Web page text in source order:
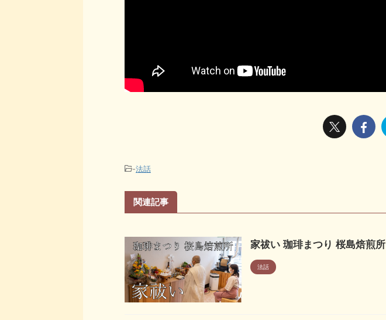
-法話
関連記事
家祓い 珈琲まつり 桜島焙煎所
法話